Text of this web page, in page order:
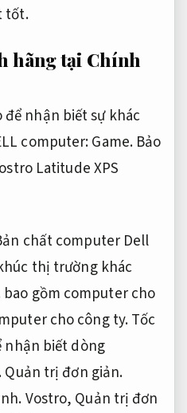
tốt.
hãng tại Chính
nhận biết sự khác
computer:Game. Bảo
Latitude XPS
chất computer Dell
thị trường khác
bao gồm computer cho
cho công ty.Tốc
nhận biết dòng
Quản trị đơn giản.
Vostro, Quản trị đơn